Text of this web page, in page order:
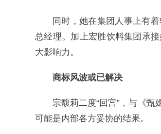
同时，她在集团人事上有
总经理。加上宏胜饮料集团承
大影响力。
商标风波或已解决
宗馥莉二度“回宫”，与《
可能是内部各方妥协的结果。